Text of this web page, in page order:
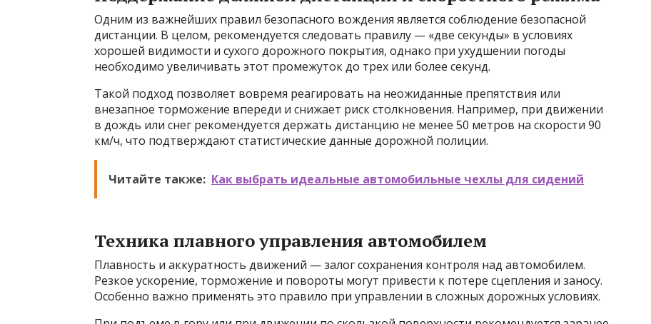
Одним из важнейших правил безопасного вождения является соблюдение безопасной
дистанции. В целом, рекомендуется следовать правилу — «две секунды» в условиях
хорошей видимости и сухого дорожного покрытия, однако при ухудшении погоды
необходимо увеличивать этот промежуток до трех или более секунд.
Такой подход позволяет вовремя реагировать на неожиданные препятствия или
внезапное торможение впереди и снижает риск столкновения. Например, при движении
в дождь или снег рекомендуется держать дистанцию не менее 50 метров на скорости 90
км/ч, что подтверждают статистические данные дорожной полиции.
Читайте также: Как выбрать идеальные автомобильные чехлы для сидений
Техника плавного управления автомобилем
Плавность и аккуратность движений — залог сохранения контроля над автомобилем.
Резкое ускорение, торможение и повороты могут привести к потере сцепления и заносу.
Особенно важно применять это правило при управлении в сложных дорожных условиях.